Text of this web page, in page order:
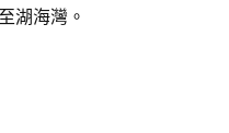
湖海灣。